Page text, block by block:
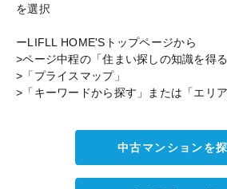
を選択
ーLIFLL HOME'Sトップページから
>ページ中程の「住まい探しの知識を得る
>「プライスマップ」
>「キーワードから探す」または「エリ
中古マンションを